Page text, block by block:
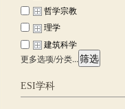
哲学宗教
理学
建筑科学
轻工技术与工程
经济管理
更多选项/分类...筛选
ESI学科